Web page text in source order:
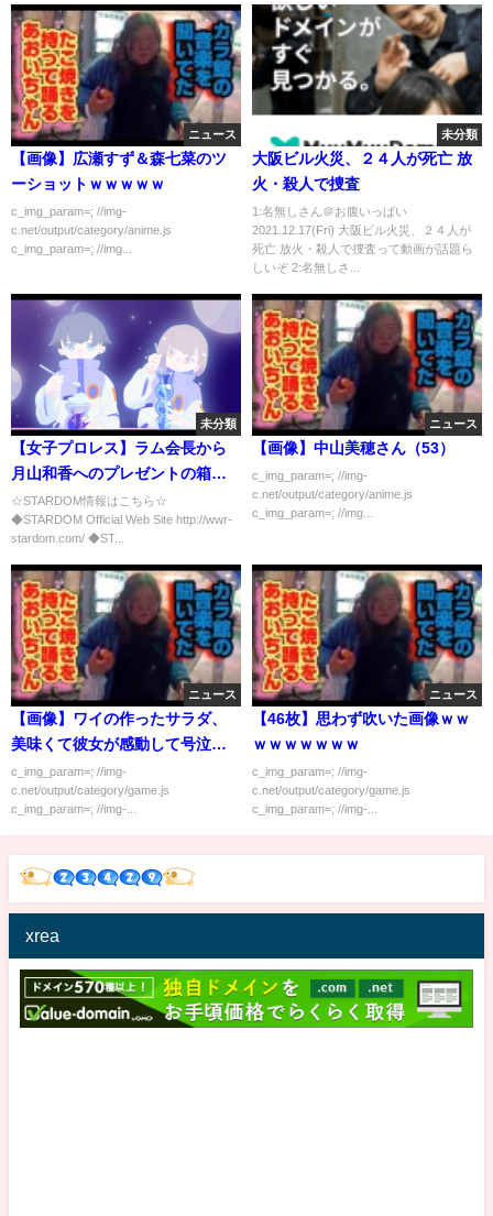
ニュース
【画像】広瀬すず＆森七菜のツ
ーショットｗｗｗｗｗ
c_img_param=; //img-
c.net/output/category/anime.js
c_img_param=; //img...
未分類
大阪ビル火災、２４人が死亡 放
火・殺人で捜査
1:名無しさん＠お腹いっぱい
2021.12.17(Fri) 大阪ビル火災、２４人が
死亡 放火・殺人で捜査って動画が話題ら
しいぞ 2:名無しさ...
未分類
【女子プロレス】ラム会長から
月山和香へのプレゼントの箱を
開けたら・・・【スターダム】
☆STARDOM情報はこちら☆
◆STARDOM Official Web Site http://wwr-
stardom.com/ ◆ST...
ニュース
【画像】中山美穂さん（53）
c_img_param=; //img-
c.net/output/category/anime.js
c_img_param=; //img...
ニュース
【画像】ワイの作ったサラダ、
美味くて彼女が感動して号泣ｗ
ｗｗ
c_img_param=; //img-
c.net/output/category/game.js
c_img_param=; //img-...
ニュース
【46枚】思わず吹いた画像ｗｗ
ｗｗｗｗｗｗｗ
c_img_param=; //img-
c.net/output/category/game.js
c_img_param=; //img-...
xrea